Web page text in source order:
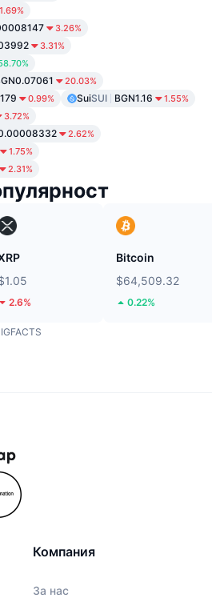
1.69%
3.26%
3.31%
20.03%
0.99% SuiSUI BGN1.16 1.55%
3.72%
2.62%
1.75%
2.31%
2.6%
Bitcoin
$64,509.32
0.22%
Компания
За нас